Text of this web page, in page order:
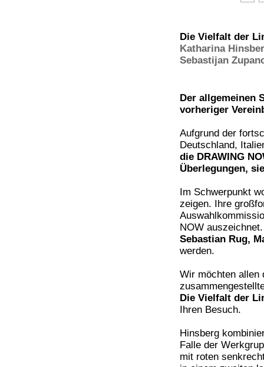
Die Vielfalt der
Katharina
Sebastijan
Der allgemeinen
vorheriger
Aufgrund der
Deutschland,
die DRAWING
Überlegungen,
Im Schwerpunkt
zeigen. Ihre
NOW
Sebastian Rug,
werden.
Wir möchten allen
Die Vielfalt der
Ihren Besuch.
Hinsberg
Falle der
mit roten